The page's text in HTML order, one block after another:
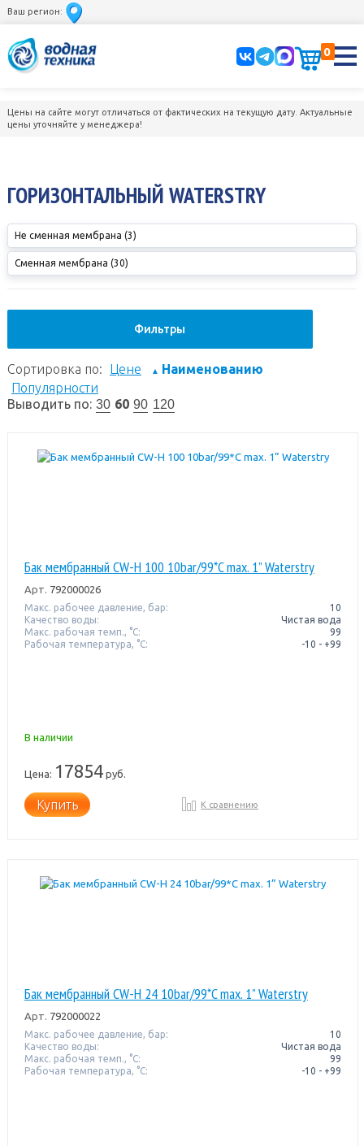
Ваш регион:
0
Цены на сайте могут отличаться от фактических на текущую дату. Актуальные
цены уточняйте у менеджера!
ГОРИЗОНТАЛЬНЫЙ WATERSTRY
Не сменная мембрана (3)
Сменная мембрана (30)
Фильтры
Сортировка по: Цене ▲ Наименованию
Популярности
Выводить по: 30 60 90 120
Бак мембранный CW-Н 100 10bar/99*C max. 1” Waterstry
Арт. 792000026
Макс. рабочее давление, бар:
10
Качество воды:
Чистая вода
Макс. рабочая темп., °С:
99
Рабочая температура, °C:
-10 - +99
В наличии
Цена: 17854руб.
Купить К сравнению
Бак мембранный CW-Н 24 10bar/99*C max. 1” Waterstry
Арт. 792000022
Макс. рабочее давление, бар:
10
Качество воды:
Чистая вода
Макс. рабочая темп., °С:
99
Рабочая температура, °C:
-10 - +99